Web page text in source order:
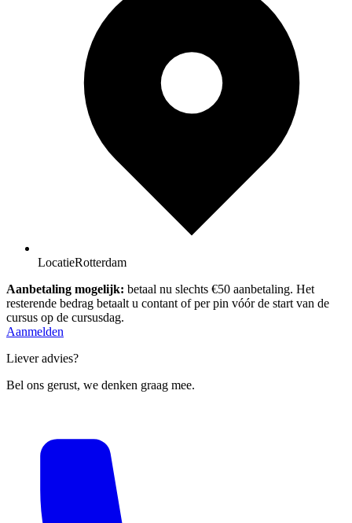
LocatieRotterdam
Aanbetaling mogelijk: betaal nu slechts €50 aanbetaling. Het
resterende bedrag betaalt u contant of per pin vóór de start van de
cursus op de cursusdag.
Aanmelden
Liever advies?
Bel ons gerust, we denken graag mee.